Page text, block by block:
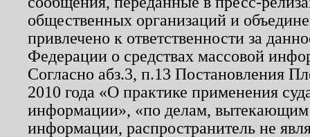
общественных организаций и
привлечено к ответственности за
Федерации о средствах массовой
Согласно абз.3, п.13 Постановления
2010 года «О практике применения
информации», «по делам, вытекающим
информации, распространитель не